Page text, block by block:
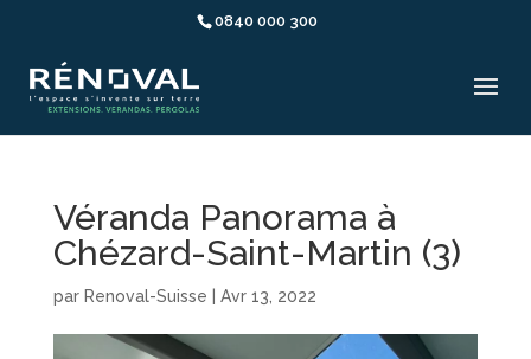
0840 000 300
Véranda Panorama à
Chézard-Saint-Martin (3)
par Renoval-Suisse Avr 13, 2022